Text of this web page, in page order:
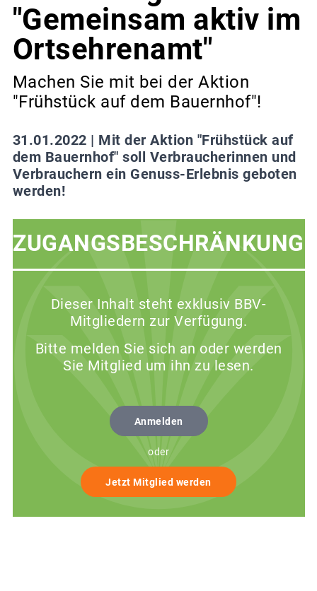
"Gemeinsam aktiv im
Ortsehrenamt"
Machen Sie mit bei der Aktion
"Frühstück auf dem Bauernhof"!
31.01.2022 | Mit der Aktion "Frühstück auf
dem Bauernhof" soll Verbraucherinnen und
Verbrauchern ein Genuss-Erlebnis geboten
werden!
ZUGANGSBESCHRÄNKUNG
Dieser Inhalt steht exklusiv BBV-
Mitgliedern zur Verfügung.
Bitte melden Sie sich an oder werden
Sie Mitglied um ihn zu lesen.
Anmelden
oder
Jetzt Mitglied werden